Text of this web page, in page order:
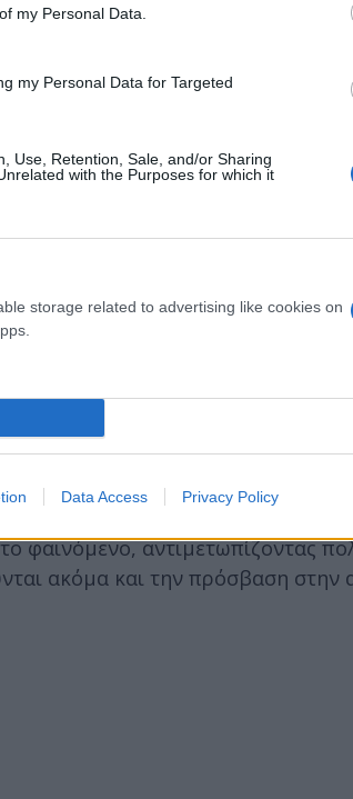
my Personal Data.
my Personal Data for Targeted
Use, Retention, Sale, and/or Sharing
with the Purposes for which it
storage related to advertising like cookies on
Data Access Privacy Policy
και την εταιρεία ερευνών
φαινόμενο, αντιμετωπίζοντας
ακόμα και την πρόσβαση στην